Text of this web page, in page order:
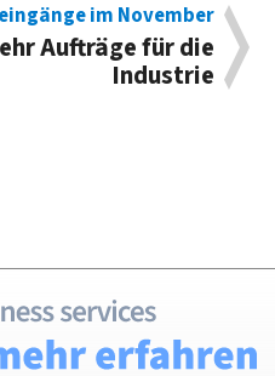
im November
Aufträge für die
Industrie